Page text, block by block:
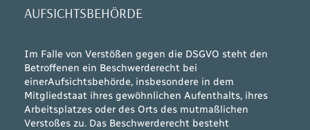
AUFSICHTSBEHÖRDE
Im Falle von Verstößen gegen die DSGVO steht den
Betroffenen ein Beschwerderecht bei
einerAufsichtsbehörde, insbesondere in dem
Mitgliedstaat ihres gewöhnlichen Aufenthalts, ihres
Arbeitsplatzes oder des Orts des mutmaßlichen
Verstoßes zu. Das Beschwerderecht besteht